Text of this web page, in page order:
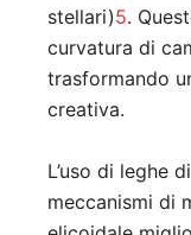
stellari)5.
curvatura di
trasformando
creativa.
L’uso di leghe
meccanismi di